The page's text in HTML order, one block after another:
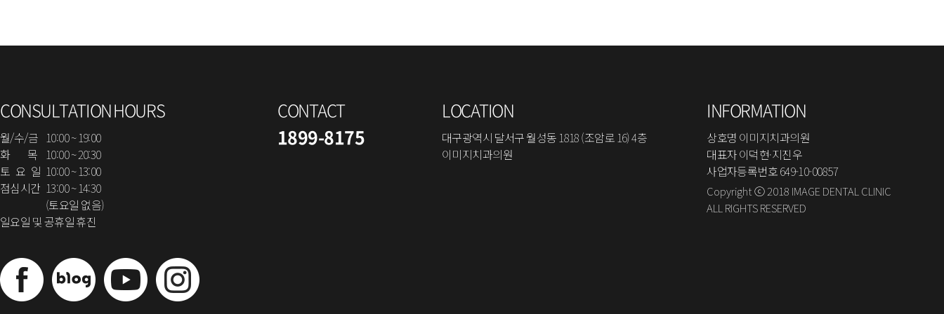
CONSULTATION HOURS
월/수/금 10:00 ~ 19:00
화 목 10:00 ~ 20:30
토 요 일 10:00 ~ 13:00
점심시간 13:00 ~ 14:30
(토요일 없음)
일요일 및 공휴일 휴진
CONTACT
1899-8175
LOCATION
대구광역시 달서구 월성동 1818 (조암로 16) 4층
이미지치과의원
INFORMATION
상호명 이미지치과의원
대표자 이덕현·지진우
사업자등록번호 649-10-00857
Copyright ⓒ 2018 IMAGE DENTAL CLINIC
ALL RIGHTS RESERVED